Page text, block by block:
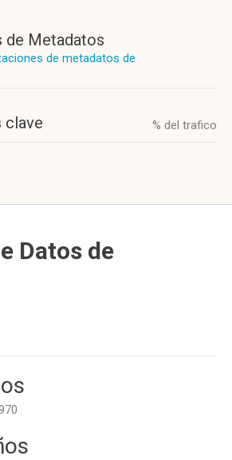
de Metadatos
de metadatos de
clave % del trafico
Datos de